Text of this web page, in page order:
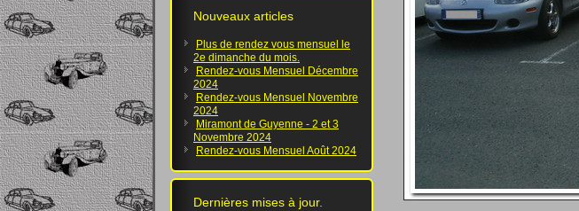
Nouveaux articles
Plus de rendez vous mensuel le
2e dimanche du mois.
Rendez-vous Mensuel Décembre
2024
Rendez-vous Mensuel Novembre
2024
Miramont de Guyenne - 2 et 3
Novembre 2024
Rendez-vous Mensuel Août 2024
Dernières mises à jour.